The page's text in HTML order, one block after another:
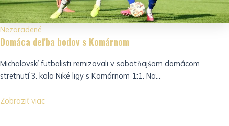
Nezaradené
Domáca deľba bodov s Komárnom
Michalovskí futbalisti remizovali v sobotňajšom domácom
stretnutí 3. kola Niké ligy s Komárnom 1:1. Na...
Zobraziť viac